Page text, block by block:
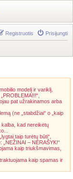
Prisijungti
Registruotis
modelį ir variklį,
pat užrakinamos arba
(ne „stabdžiai“ o „kaip
kalba, kad nereikėtų
taip turėtų būti“,
– NERAŠYK!“
kaip triukšmavimas,
kaip spamas ir